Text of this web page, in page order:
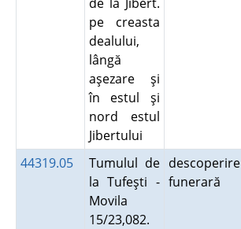
pe creasta
dealului,
lângă
aşezare şi
în estul şi
nord estul
Jibertului
44319.05
Tumulul de
la Tufeşti -
Movila
15/23,082.
descoperire
funerară